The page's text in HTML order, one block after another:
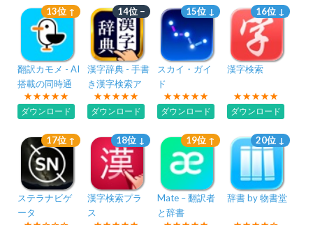
13位 ↑
翻訳カモメ - AI
搭載の同時通
訳・音声・動
画翻訳アプリ
ダウンロード
14位 −
漢字辞典 - 手書
き漢字検索ア
プリ
ダウンロード
15位 ↓
スカイ・ガイ
ド
ダウンロード
16位 ↓
漢字検索
ダウンロード
17位 ↑
ステラナビゲ
ータ
18位 ↓
漢字検索プラ
ス
19位 ↑
Mate – 翻訳者
と辞書
20位 ↓
辞書 by 物書堂